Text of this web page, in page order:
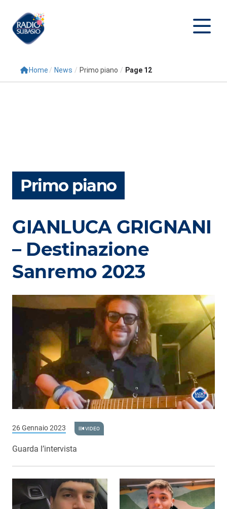
Cerca
Programmi
Conduttori
Podcast
3xTe
Interviste
Playlist
Novità
Subasio Playlist
Web Radio
Radio Subasio
Radio Subasio +
Radio Suby
Subasio Per Un’Ora D’Amore
Video
Home / News / Primo piano / Page 12
Primo piano
GIANLUCA GRIGNANI
– Destinazione
Sanremo 2023
26 Gennaio 2023 VIDEO
Guarda l’intervista